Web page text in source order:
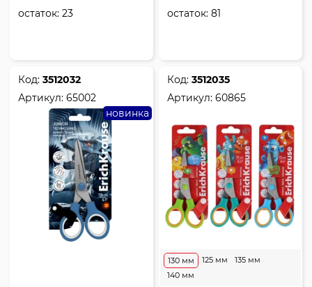
остаток:23 остаток:81
Код:3512032
Артикул:65002
новинка
Код:3512035
Артикул:60865
125 мм
130 мм
135 мм
140 мм